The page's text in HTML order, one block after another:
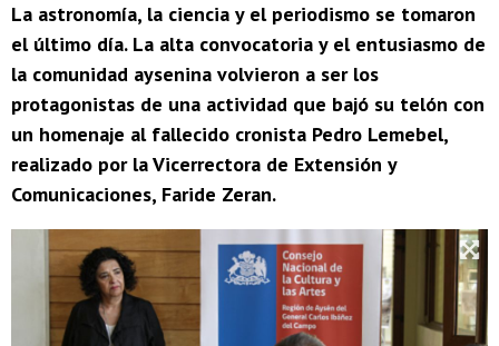
La astronomía, la ciencia y el periodismo se tomaron
el último día. La alta convocatoria y el entusiasmo de
la comunidad aysenina volvieron a ser los
protagonistas de una actividad que bajó su telón con
un homenaje al fallecido cronista Pedro Lemebel,
realizado por la Vicerrectora de Extensión y
Comunicaciones, Faride Zeran.